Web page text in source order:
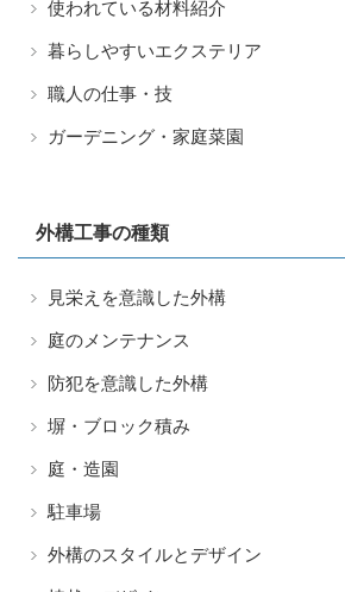
使われている材料紹介
暮らしやすいエクステリア
職人の仕事・技
ガーデニング・家庭菜園
外構工事の種類
見栄えを意識した外構
庭のメンテナンス
防犯を意識した外構
塀・ブロック積み
庭・造園
駐車場
外構のスタイルとデザイン